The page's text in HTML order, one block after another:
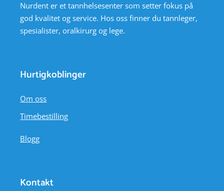
Nurdent er et tannhelsesenter som setter fokus på
god kvalitet og service. Hos oss finner du tannleger,
spesialister, oralkirurg og lege.
Hurtigkoblinger
Om oss
Timebestilling
Blogg
Kontakt